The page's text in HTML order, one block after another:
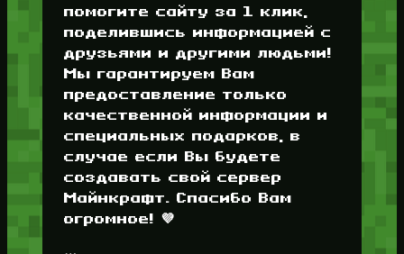
помогите сайту за 1 клик,
поделившись информацией с
друзьями и другими людьми!
Мы гарантируем Вам
предоставление только
качественной информации и
специальных подарков, в
случае если Вы будете
создавать свой сервер
Майнкрафт. Спасибо Вам
огромное! 💜